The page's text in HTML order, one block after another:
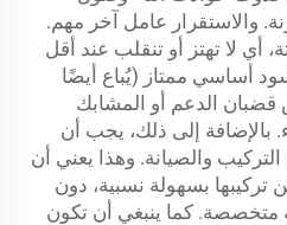
والاستقرار عامل آخر مهم.
أي لا تهتز أو تنقلب عند أقل
أساسي ممتاز (يُباع أيضًا
الدعم أو المشابك
إلى ذلك، يجب أن
والصيانة. وهذا يعني أن
بسهولة نسبية، دون
متخصصة. كما ينبغي أن تكون